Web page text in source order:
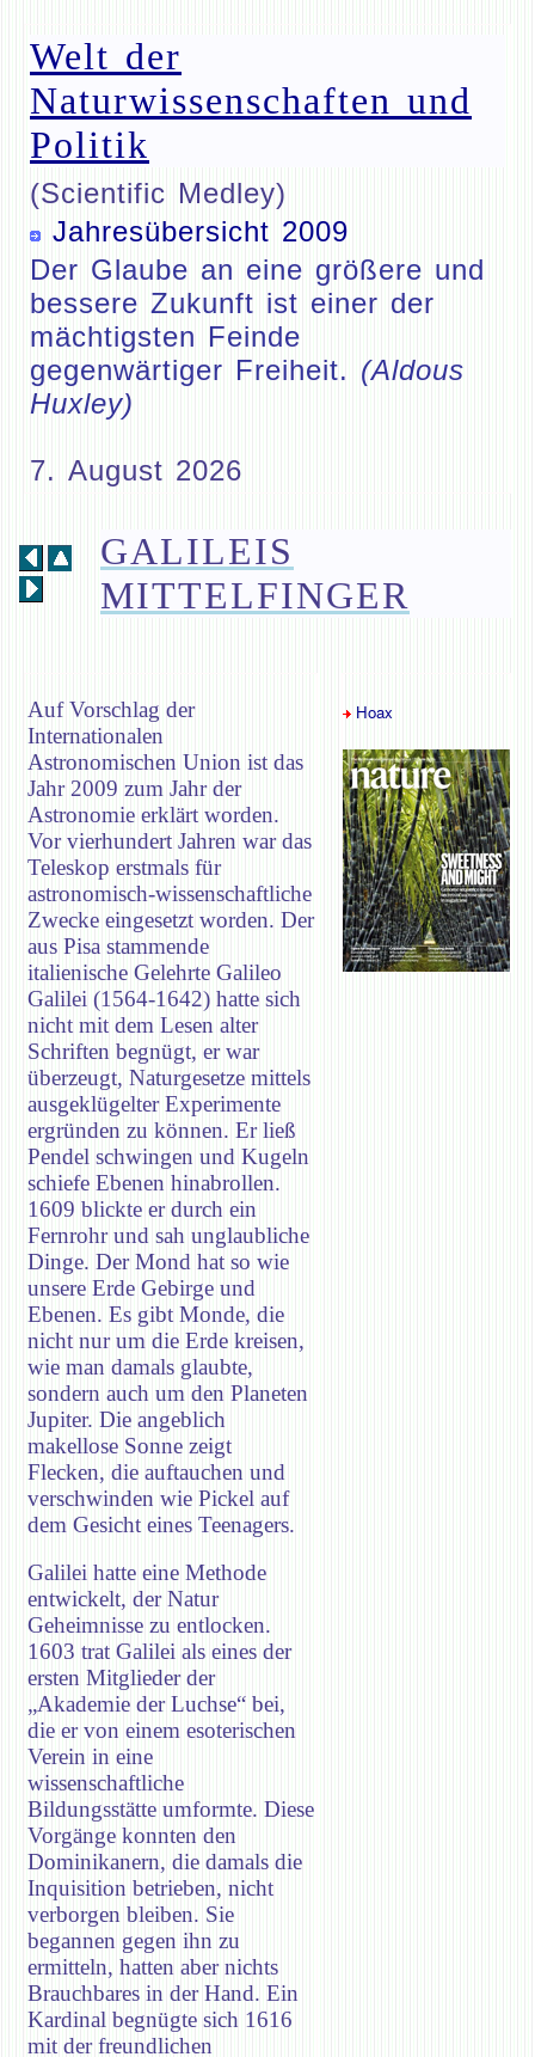
Welt der
Naturwissenschaften und
Politik
(Scientific Medley)
Jahresübersicht 2009
Der Glaube an eine größere und
bessere Zukunft ist einer der
mächtigsten Feinde
gegenwärtiger Freiheit. (Aldous
Huxley)
7. August 2026
GALILEIS
MITTELFINGER
Auf Vorschlag der
Internationalen
Astronomischen Union ist das
Jahr 2009 zum Jahr der
Astronomie erklärt worden.
Vor vierhundert Jahren war das
Teleskop erstmals für
astronomisch-wissenschaftliche
Zwecke eingesetzt worden. Der
aus Pisa stammende
italienische Gelehrte Galileo
Galilei (1564-1642) hatte sich
nicht mit dem Lesen alter
Schriften begnügt, er war
überzeugt, Naturgesetze mittels
ausgeklügelter Experimente
ergründen zu können. Er ließ
Pendel schwingen und Kugeln
schiefe Ebenen hinabrollen.
1609 blickte er durch ein
Fernrohr und sah unglaubliche
Dinge. Der Mond hat so wie
unsere Erde Gebirge und
Ebenen. Es gibt Monde, die
nicht nur um die Erde kreisen,
wie man damals glaubte,
sondern auch um den Planeten
Jupiter. Die angeblich
makellose Sonne zeigt
Flecken, die auftauchen und
verschwinden wie Pickel auf
dem Gesicht eines Teenagers.
Galilei hatte eine Methode
entwickelt, der Natur
Geheimnisse zu entlocken.
1603 trat Galilei als eines der
ersten Mitglieder der
„Akademie der Luchse“ bei,
die er von einem esoterischen
Verein in eine
wissenschaftliche
Bildungsstätte umformte. Diese
Vorgänge konnten den
Dominikanern, die damals die
Inquisition betrieben, nicht
verborgen bleiben. Sie
begannen gegen ihn zu
ermitteln, hatten aber nichts
Brauchbares in der Hand. Ein
Kardinal begnügte sich 1616
mit der freundlichen
Hoax